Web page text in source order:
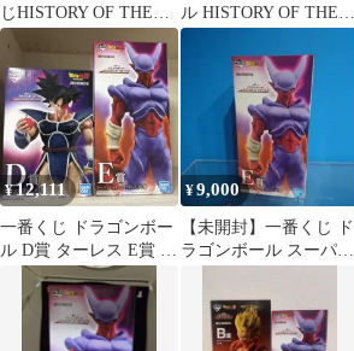
じHISTORY OF THE
FILM スーパージャネ
ル HISTORY OF THE
FILM E賞ジャネンバ
¥12,111
一番くじ ドラゴンボー
ル D賞 ターレス E賞 ジ
ャネンバ
¥9,000
【未開封】一番くじ ド
ラゴンボール スーパー